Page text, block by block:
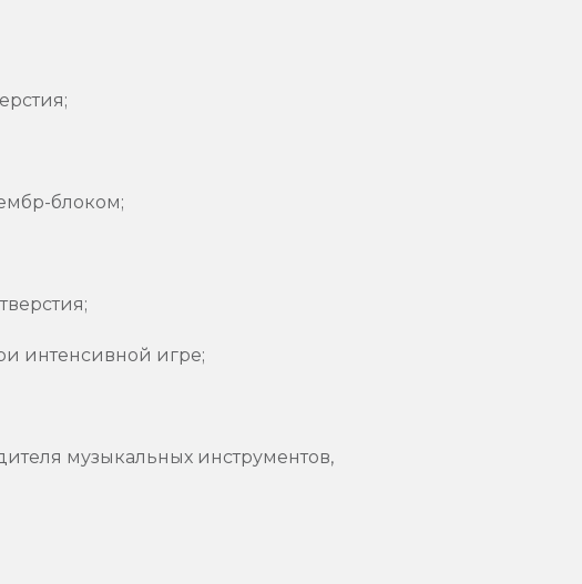
блоком;
интенсивной игре;
музыкальных инструментов,